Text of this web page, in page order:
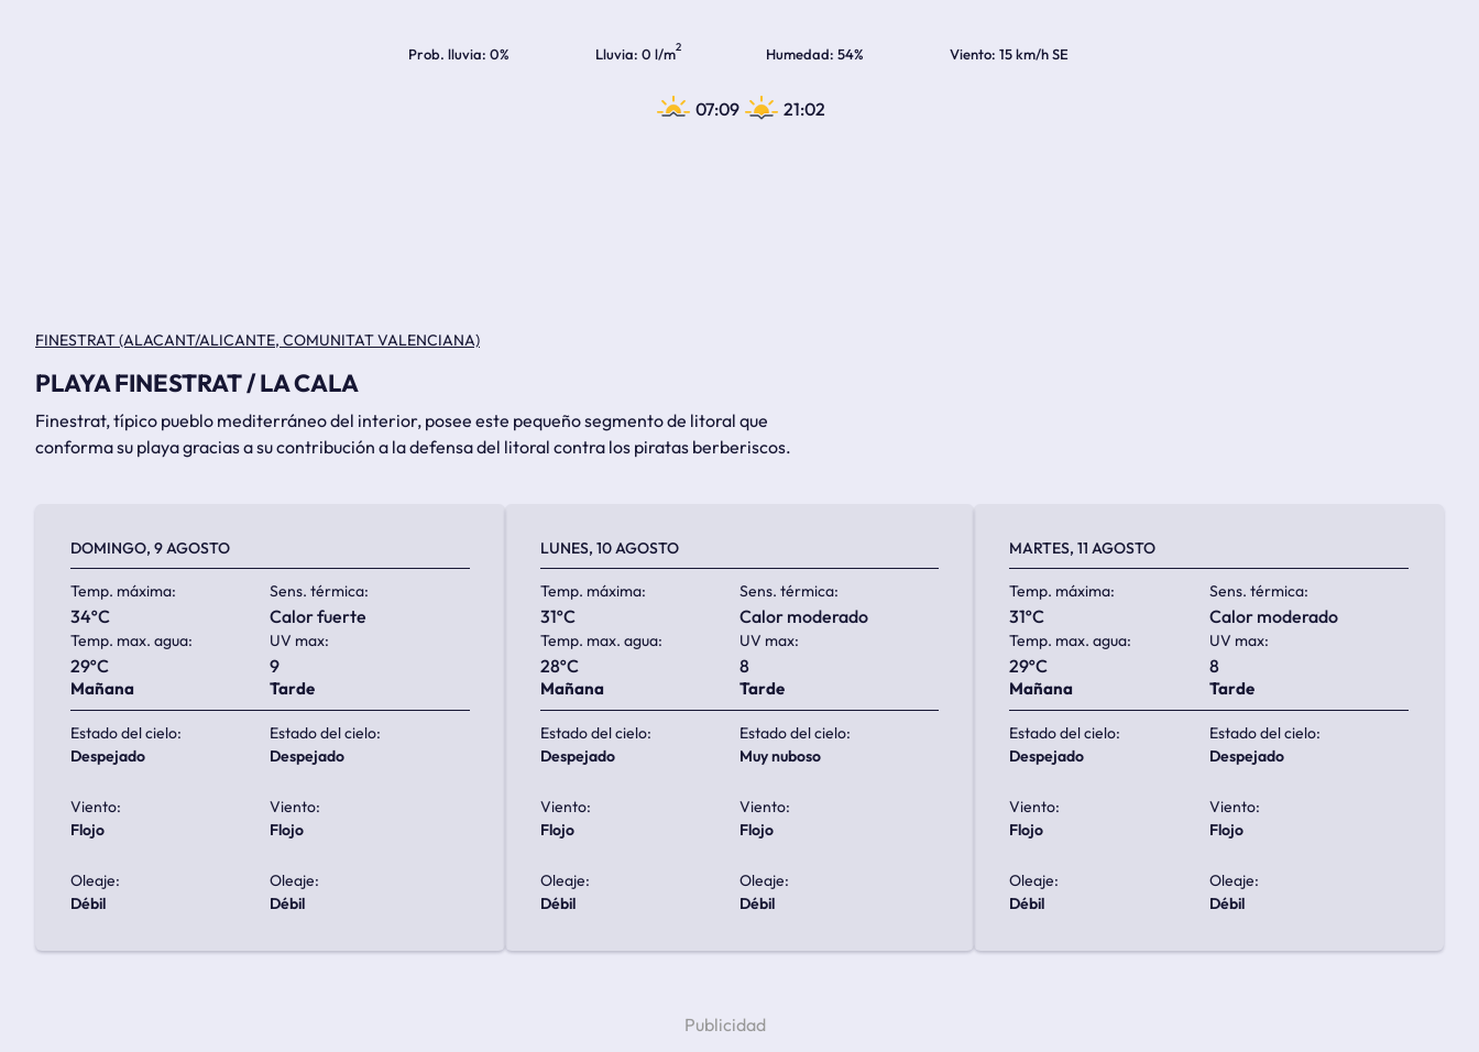
Prob. lluvia 0% Lluvia 0 l/m2 Humedad 54% Viento 15 km/h SE
07:09 21:02
FINESTRAT (ALACANT/ALICANTE, COMUNITAT VALENCIANA)
PLAYA FINESTRAT / LA CALA
Finestrat, típico pueblo mediterráneo del interior, posee este pequeño segmento de litoral que
conforma su playa gracias a su contribución a la defensa del litoral contra los piratas berberiscos.
DOMINGO, 9 AGOSTO
Temp. máxima:
34ºC
Sens. térmica:
calor fuerte
Temp. max. agua:
29ºC
UV max:
9
Mañana
Estado del cielo:
despejado
Viento:
flojo
Oleaje:
débil
Tarde
Estado del cielo:
despejado
Viento:
flojo
Oleaje:
débil
LUNES, 10 AGOSTO
Temp. máxima:
31ºC
Sens. térmica:
calor moderado
Temp. max. agua:
28ºC
UV max:
8
Mañana
Estado del cielo:
despejado
Viento:
flojo
Oleaje:
débil
Tarde
Estado del cielo:
muy nuboso
Viento:
flojo
Oleaje:
débil
MARTES, 11 AGOSTO
Temp. máxima:
31ºC
Sens. térmica:
calor moderado
Temp. max. agua:
29ºC
UV max:
8
Mañana
Estado del cielo:
despejado
Viento:
flojo
Oleaje:
débil
Tarde
Estado del cielo:
despejado
Viento:
flojo
Oleaje:
débil